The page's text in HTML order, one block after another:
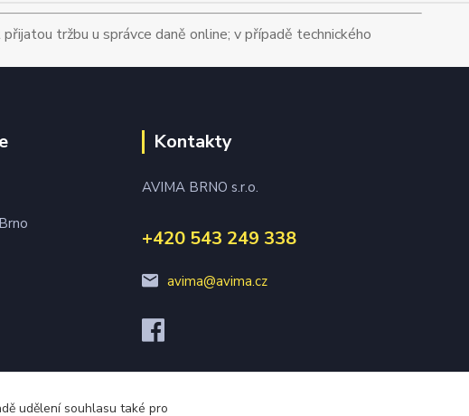
tržbu u správce daně online; v případě technického
Kontakty
AVIMA BRNO s.r.o.
+420 543 249 338
avima@avima.cz
udělení souhlasu také pro